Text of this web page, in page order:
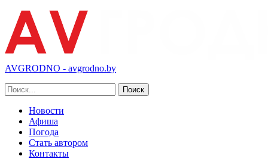
AVGRODNO - avgrodno.by
Новости
Афиша
Погода
Стать автором
Контакты